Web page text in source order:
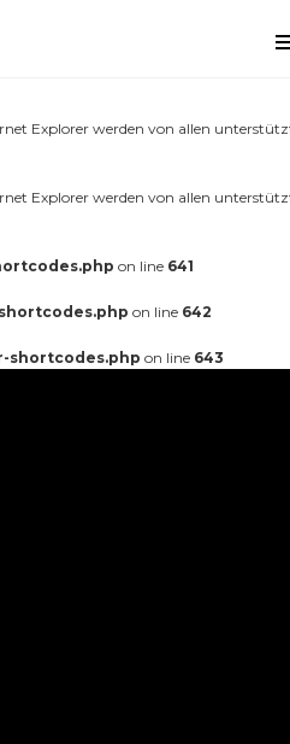
ist normalerweise ein Hinweis auf Code
Explorer werden von allen
Explorer werden von allen
on line 641
on line 642
shortcodes.php on line 643